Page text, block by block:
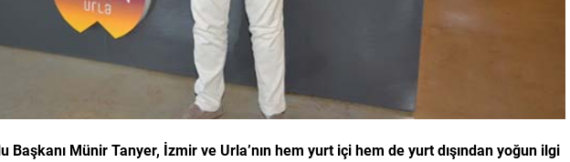
Başkanı Münir Tanyer, İzmir ve Urla’nın hem yurt içi hem de yurt dışından yoğun ilgi